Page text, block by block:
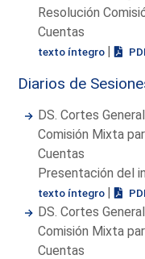
Resolución
Cuentas
texto íntegro |
Diarios de
DS. Cortes
Comisión Mixta
Cuentas
Presentación del
texto íntegro |
DS. Cortes
Comisión Mixta
Cuentas